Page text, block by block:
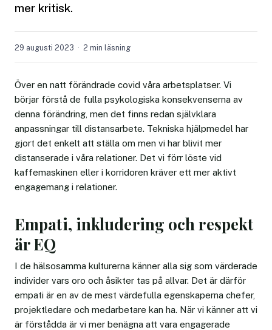
mer kritisk.
29 augusti 2023 2 min läsning
Över en natt förändrade covid våra arbetsplatser. Vi
börjar förstå de fulla psykologiska konsekvenserna av
denna förändring, men det finns redan självklara
anpassningar till distansarbete. Tekniska hjälpmedel har
gjort det enkelt att ställa om men vi har blivit mer
distanserade i våra relationer. Det vi förr löste vid
kaffemaskinen eller i korridoren kräver ett mer aktivt
engagemang i relationer.
Empati, inkludering och respekt
är EQ
I de hälsosamma kulturerna känner alla sig som värderade
individer vars oro och åsikter tas på allvar. Det är därför
empati är en av de mest värdefulla egenskaperna chefer,
projektledare och medarbetare kan ha. När vi känner att vi
är förstådda är vi mer benägna att vara engagerade